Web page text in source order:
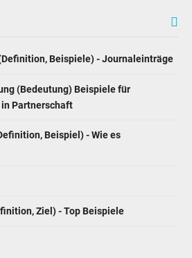
Beispiele) - Journaleinträge
(Bedeutung) Beispiele für
Partnerschaft
Beispiel) - Wie es
Ziel) - Top Beispiele